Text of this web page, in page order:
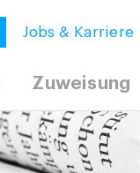
Jobs & Karriere
Zuweisung